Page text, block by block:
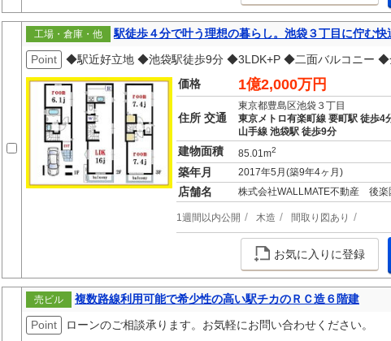
工場・倉庫・他
駅徒歩４分で叶う理想の暮らし。池袋３丁目に佇む快
Point
◆駅近好立地 ◆池袋駅徒歩9分 ◆3LDK+P ◆二面バルコニー ◆
価格
1億2,000万円
住所 交通
東京都豊島区池袋３丁目
東京メトロ有楽町線 要町駅 徒歩4
山手線 池袋駅 徒歩9分
建物面積 85.01m2
築年月 2017年5月(築9年4ヶ月)
店舗名 株式会社WALLMATE不動産 後楽
1週間以内公開 木造 間取り図あり
お気に入りに登録
売ビル
複数路線利用可能で希少性の高い駅チカのＲＣ造６階建
Point
ローンのご相談承ります。お気軽にお問い合わせください。